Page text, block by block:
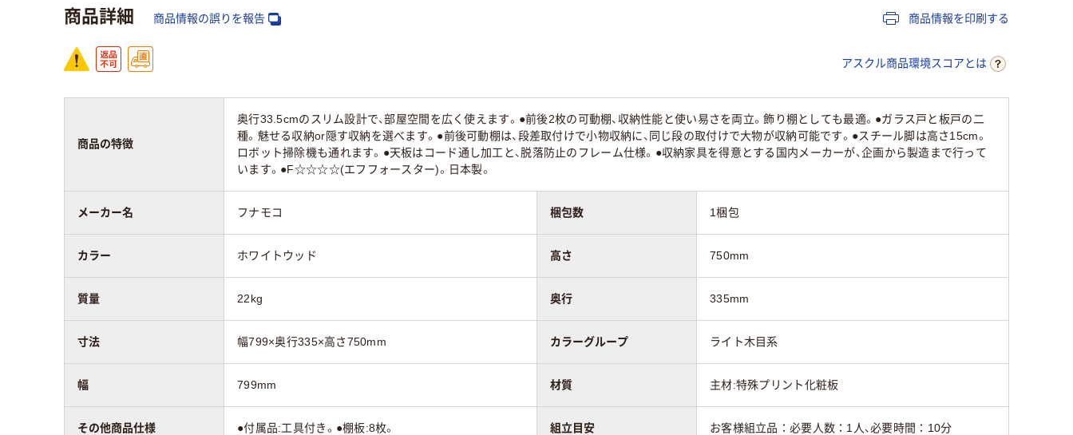
商品詳細 商品情報の誤りを報告 商品情報を印刷する
アスクル商品環境スコアとは
商品の特徴
奥行33.5cmのスリム設計で、部屋空間を広く使えます。●前後2枚の可動棚、収納性能と使い易さを両立。飾り棚としても最適。●ガラス戸と板戸の二
種。魅せる収納or隠す収納を選べます。●前後可動棚は、段差取付けで小物収納に、同じ段の取付けで大物が収納可能です。●スチール脚は高さ15cm。
ロボット掃除機も通れます。●天板はコード通し加工と、脱落防止のフレーム仕様。●収納家具を得意とする国内メーカーが、企画から製造まで行って
います。●F☆☆☆☆(エフフォースター)。日本製。
メーカー名 フナモコ 梱包数 1梱包
カラー ホワイトウッド 高さ 750mm
質量 22kg 奥行 335mm
寸法 幅799×奥行335×高さ750mm カラーグループ ライト木目系
幅 799mm 材質 主材:特殊プリント化粧板
その他商品仕様 ●付属品:工具付き。●棚板:8枚。 組立目安 お客様組立品：必要人数：1人、必要時間：10分